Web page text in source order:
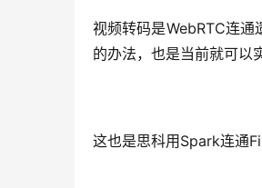
视频转码是WebRTC连
的办法，也是当前就可以
这也是思科用Spark连通